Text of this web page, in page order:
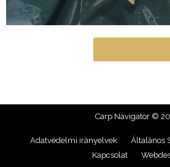
Carp Navigator ©
Adatvédelmi irányelvek
Általános
Kapcsolat